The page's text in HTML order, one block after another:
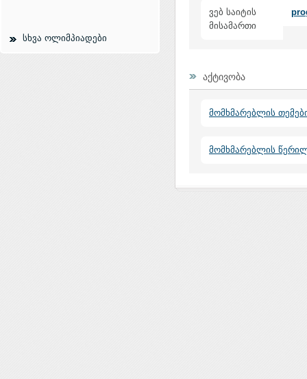
სხვა ოლიმპიადები
ვებ საიტის
მისამართი
აქტივობა
მომხმარებლის
მომხმარებლის